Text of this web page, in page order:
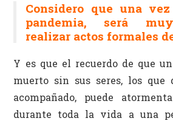
Considero que una
pandemia, será
realizar actos formales
Y es que el recuerdo de que
muerto sin sus seres, los que
acompañado, puede
durante toda la vida a una